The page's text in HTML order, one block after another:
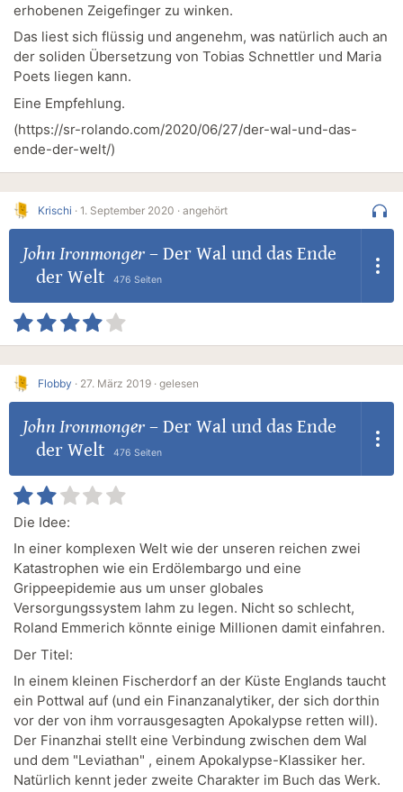
erhobenen Zeigefinger zu winken.
Das liest sich flüssig und angenehm, was natürlich auch an
der soliden Übersetzung von Tobias Schnettler und Maria
Poets liegen kann.
Eine Empfehlung.
(https://sr-rolando.com/2020/06/27/der-wal-und-das-
ende-der-welt/)
Krischi · 1. September 2020 · angehört
John Ironmonger– Der Wal und das Ende
der Welt
476 Seiten
Flobby · 27. März 2019 · gelesen
John Ironmonger– Der Wal und das Ende
der Welt
476 Seiten
Die Idee:
In einer komplexen Welt wie der unseren reichen zwei
Katastrophen wie ein Erdölembargo und eine
Grippeepidemie aus um unser globales
Versorgungssystem lahm zu legen. Nicht so schlecht,
Roland Emmerich könnte einige Millionen damit einfahren.
Der Titel:
In einem kleinen Fischerdorf an der Küste Englands taucht
ein Pottwal auf (und ein Finanzanalytiker, der sich dorthin
vor der von ihm vorrausgesagten Apokalypse retten will).
Der Finanzhai stellt eine Verbindung zwischen dem Wal
und dem "Leviathan" , einem Apokalypse-Klassiker her.
Natürlich kennt jeder zweite Charakter im Buch das Werk.